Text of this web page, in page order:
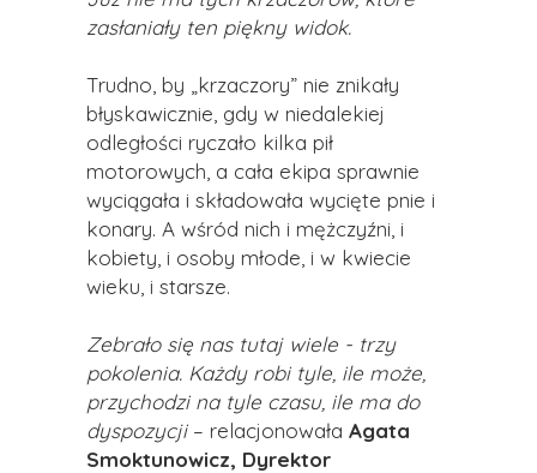
zasłaniały ten piękny widok.
Trudno, by „krzaczory” nie znikały
błyskawicznie, gdy w niedalekiej
odległości ryczało kilka pił
motorowych, a cała ekipa sprawnie
wyciągała i składowała wycięte pnie i
konary. A wśród nich i mężczyźni, i
kobiety, i osoby młode, i w kwiecie
wieku, i starsze.
Zebrało się nas tutaj wiele - trzy
pokolenia. Każdy robi tyle, ile może,
przychodzi na tyle czasu, ile ma do
dyspozycji – relacjonowała Agata
Smoktunowicz, Dyrektor